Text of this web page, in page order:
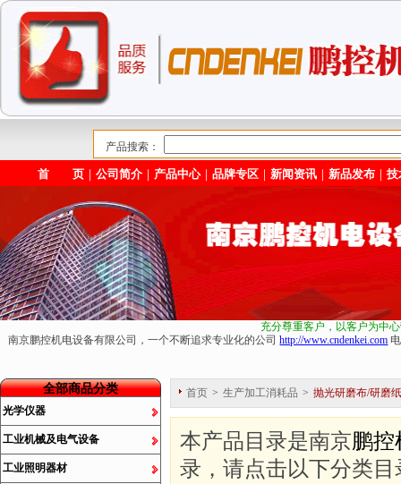
产品搜索：
首 页 ｜公司简介 ｜ 产品中心｜品牌专区 ｜新闻资讯 ｜新品发布 ｜技
充分尊重客户，以客户为中
南京鹏控机电设备有限公司，一个不断追求专业化的公司http://www.cndenkei.com
全部商品分类
光学仪器
工业机械及电气设备
工业照明器材
首页 > 生产加工消耗品 > 抛光研磨布/研磨
本产品目录是南京鹏
录，请点击以下分类